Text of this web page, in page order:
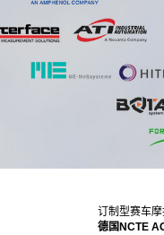
订制型赛车
德国NCTE